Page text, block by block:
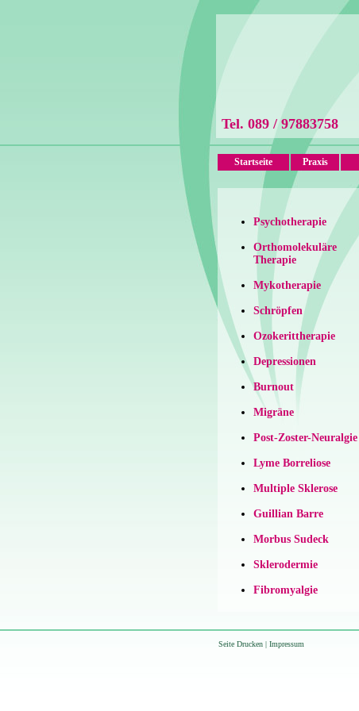
Tel. 089 / 97883758
Startseite Praxis
Psychotherapie
Orthomolekuläre
Therapie
Mykotherapie
Schröpfen
Ozokerittherapie
Depressionen
Burnout
Migräne
Post-Zoster-Neuralgie
Lyme Borreliose
Multiple Sklerose
Guillian Barre
Morbus Sudeck
Sklerodermie
Fibromyalgie
Seite Drucken | Impressum